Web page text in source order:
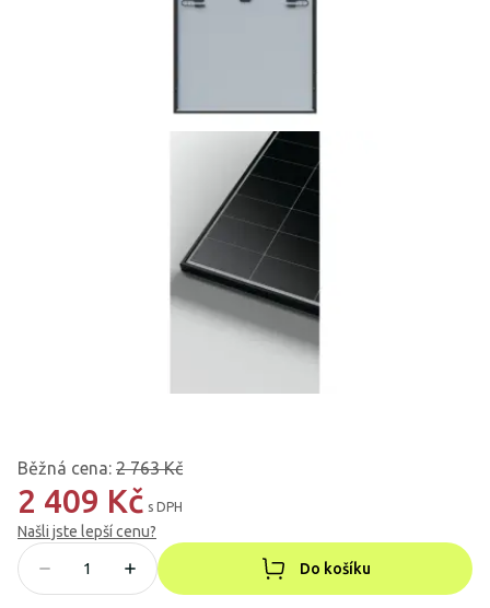
Běžná cena: 2 763 Kč
2 409 Kč s DPH
Našli jste lepší cenu?
Do košíku